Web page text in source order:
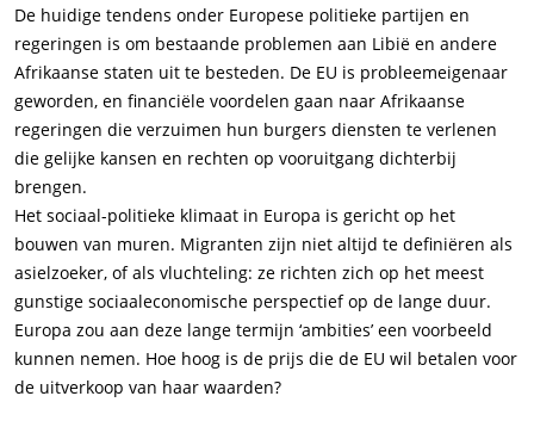
De huidige tendens onder Europese politieke partijen en
regeringen is om bestaande problemen aan Libië en andere
Afrikaanse staten uit te besteden. De EU is probleemeigenaar
geworden, en financiële voordelen gaan naar Afrikaanse
regeringen die verzuimen hun burgers diensten te verlenen
die gelijke kansen en rechten op vooruitgang dichterbij
brengen.
Het sociaal-politieke klimaat in Europa is gericht op het
bouwen van muren. Migranten zijn niet altijd te definiëren als
asielzoeker, of als vluchteling: ze richten zich op het meest
gunstige sociaaleconomische perspectief op de lange duur.
Europa zou aan deze lange termijn ‘ambities’ een voorbeeld
kunnen nemen. Hoe hoog is de prijs die de EU wil betalen voor
de uitverkoop van haar waarden?